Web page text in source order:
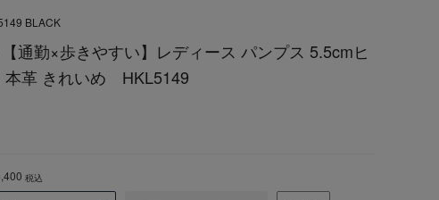
通勤×歩きやすい】レディース パンプス 5.5cmヒ
本革 きれいめ HKL5149
税込
BLACK